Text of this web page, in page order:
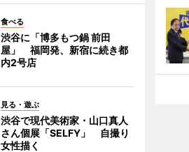
食べる
渋谷に「博多もつ鍋 前田
屋」 福岡発、新宿に続き都
内2号店
見る・遊ぶ
渋谷で現代美術家・山口真人
さん個展「SELFY」 自撮り
女性描く